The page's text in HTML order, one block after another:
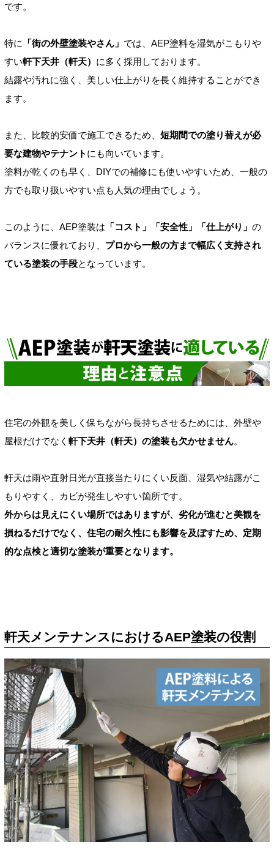
です。
特に 「街の外壁塗装やさん」 では、AEP塗料を湿気がこもりや
すい軒下天井（軒天） に多く採用しております。
結露や汚れに強く、美しい仕上がりを長く維持することができ
ます。
また、比較的安価で施工できるため、 短期間での塗り替えが必
要な建物やテナント にも向いています。
塗料が乾くのも早く、DIYでの補修にも使いやすいため、一般の
方でも取り扱いやすい点も人気の理由でしょう。
このように、AEP塗装は 「コスト」「安全性」「仕上がり」 の
バランスに優れており、 プロから一般の方まで幅広く支持され
ている塗装の手段となっています。
住宅の外観を美しく保ちながら長持ちさせるためには、外壁や
屋根だけでなく 軒下天井（軒天）の塗装も欠かせません。
軒天は雨や直射日光が直接当たりにくい反面、湿気や結露がこ
もりやすく、カビが発生しやすい箇所です。
外からは見えにくい場所ではありますが、劣化が進むと美観を
損ねるだけでなく、住宅の耐久性にも影響を及ぼすため、定期
的な点検と適切な塗装が重要となります。
軒天メンテナンスにおけるAEP塗装の役割